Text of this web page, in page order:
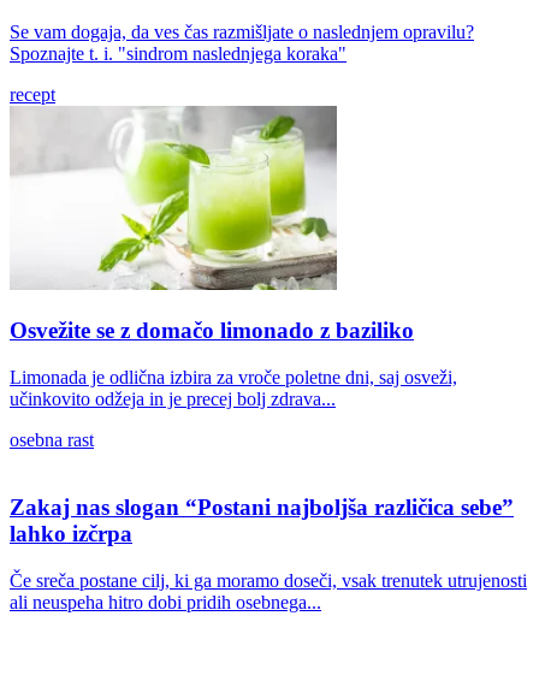
Se vam dogaja, da ves čas razmišljate o naslednjem opravilu?
Spoznajte t. i. "sindrom naslednjega koraka"
recept
Osvežite se z domačo limonado z baziliko
Limonada je odlična izbira za vroče poletne dni, saj osveži,
učinkovito odžeja in je precej bolj zdrava...
osebna rast
Zakaj nas slogan “Postani najboljša različica sebe”
lahko izčrpa
Če sreča postane cilj, ki ga moramo doseči, vsak trenutek utrujenosti
ali neuspeha hitro dobi pridih osebnega...